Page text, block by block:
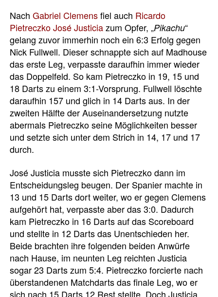
Nach Gabriel Clemensfiel auch Ricardo
PietreczkoJosé Justiciazum Opfer, „Pikachu“
gelang zuvor immerhin noch ein 6:3 Erfolg gegen
Nick Fullwell. Dieser schnappte sich auf Madhouse
das erste Leg, verpasste daraufhin immer wieder
das Doppelfeld. So kam Pietreczko in 19, 15 und
18 Darts zu einem 3:1-Vorsprung. Fullwell löschte
daraufhin 157 und glich in 14 Darts aus. In der
zweiten Hälfte der Auseinandersetzung nutzte
abermals Pietreczko seine Möglichkeiten besser
und setzte sich unter dem Strich in 14, 17 und 17
durch.
José Justicia musste sich Pietreczko dann im
Entscheidungsleg beugen. Der Spanier machte in
13 und 15 Darts dort weiter, wo er gegen Clemens
aufgehört hat, verpasste aber das 3:0. Dadurch
kam Pietreczko in 16 Darts auf das Scoreboard
und stellte in 12 Darts das Unentschieden her.
Beide brachten ihre folgenden beiden Anwürfe
nach Hause, im neunten Leg reichten Justicia
sogar 23 Darts zum 5:4. Pietreczko forcierte nach
überstandenen Matchdarts das finale Leg, wo er
sich nach 15 Darts 12 Rest stellte. Doch Justicia